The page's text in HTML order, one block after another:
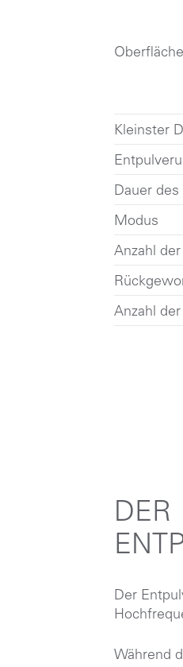
Kleinster
Dauer
Modus
Anzahl
Anzahl
DER
Der
Während